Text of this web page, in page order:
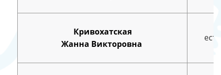
Кривохатская
Жанна Викторовна